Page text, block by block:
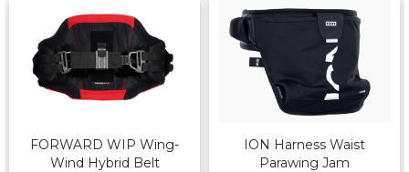
FORWARD WIP Wing-
Wind Hybrid Belt
ION Harness Waist
Parawing Jam